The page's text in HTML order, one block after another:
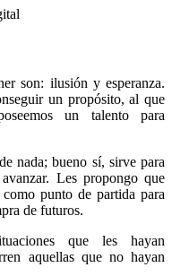
son: ilusión y esperanza.
un propósito, al que
un talento para
nada; bueno sí, sirve para
Les propongo que
punto de partida para
de futuros.
que les hayan
aquellas que no hayan